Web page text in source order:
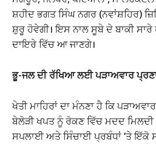
ਸ਼ਹੀਦ ਭਗਤ ਸਿੰਘ ਨਗਰ (ਨਵਾਂਸ਼ਹਿਰ)
ਸ਼ੁਰੂ ਹੋਵੇਗੀ। ਇਸ ਨਾਲ ਸੂਬੇ ਦੇ ਬਾਕੀ
ਦਾਇਰੇ ਵਿੱਚ ਆ ਜਾਣਗੇ।
ਭੂ-ਜਲ ਦੀ ਰੱਖਿਆ ਲਈ ਪੜਾਅਵਾਰ
ਖੇਤੀ ਮਾਹਿਰਾਂ ਦਾ ਮੰਨਣਾ ਹੈ ਕਿ
ਬੇਲੋੜੀ ਖਪਤ ਨੂੰ ਰੋਕਣ ਵਿੱਚ ਮਦਦ ਮਿਲਦੀ
ਸਪਲਾਈ ਅਤੇ ਸਿੰਚਾਈ ਪ੍ਰਬੰਧਾਂ ‘ਤੇ ਇੱਕੋ